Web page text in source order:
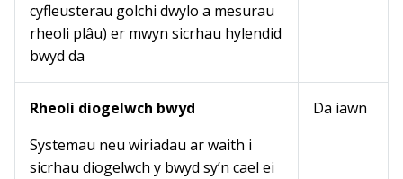
cyfleusterau golchi dwylo a mesurau
rheoli plâu) er mwyn sicrhau hylendid
bwyd da
Rheoli diogelwch bwyd
Systemau neu wiriadau ar waith i
sicrhau diogelwch y bwyd sy’n cael ei
Da iawn